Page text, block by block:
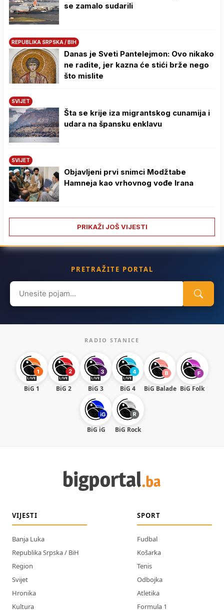
se zamalo sudarili
REPUBLIKA SRPSKA / BIH
Danas je Sveti Pantelejmon: Ovo nikako
ne radite, jer kazna će stići brže nego
što mislite
SVIJET
Šta se krije iza migrantskog cunamija i
udara na špansku enklavu
SVIJET
Objavljeni prvi snimci Modžtabe
Hamneja kao vrhovnog vođe Irana
PRIKAŽI JOŠ VIJESTI
PRETRAŽITE PORTAL
Search
for:
RADIO STANICE
BiG 1 BiG 2 BiG 3 BiG 4 BiG Balade BiG Folk
BiG iG BiG Rock
VIJESTI
Banja Luka
Republika Srpska / BiH
Region
Svijet
Hronika
Kultura
SPORT
Fudbal
Košarka
Tenis
Odbojka
Atletika
Formula 1